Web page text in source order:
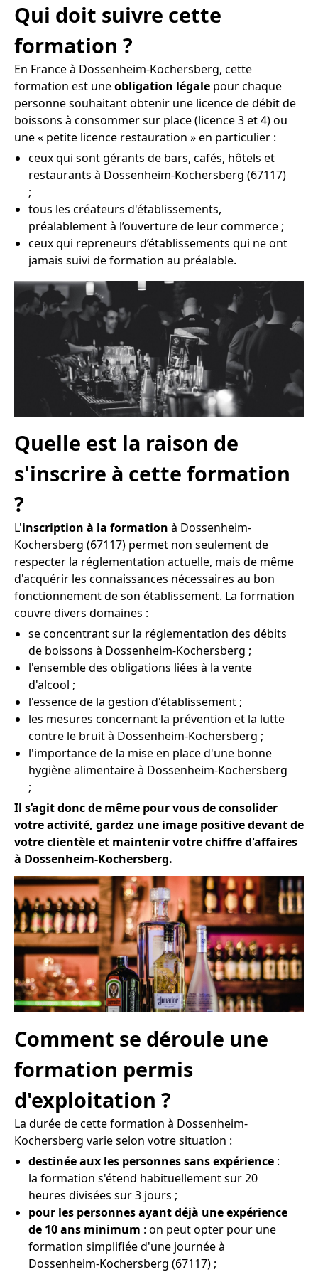
Qui doit suivre cette
formation ?
En France à Dossenheim-Kochersberg, cette
formation est uneobligation légale pour chaque
personne souhaitant obtenir une licence de débit de
boissons à consommer sur place (licence 3 et 4) ou
une « petite licence restauration » en particulier :
ceux qui sont gérants de bars, cafés, hôtels et
restaurants à Dossenheim-Kochersberg (67117)
;
tous les créateurs d'établissements,
préalablement à l’ouverture de leur commerce ;
ceux qui repreneurs d’établissements qui ne ont
jamais suivi de formation au préalable.
Quelle est la raison de
s'inscrire à cette formation
?
L'inscription à la formation à Dossenheim-
Kochersberg (67117) permet non seulement de
respecter la réglementation actuelle, mais de même
d'acquérir les connaissances nécessaires au bon
fonctionnement de son établissement. La formation
couvre divers domaines :
se concentrant sur la réglementation des débits
de boissons à Dossenheim-Kochersberg ;
l'ensemble des obligations liées à la vente
d'alcool ;
l'essence de la gestion d'établissement ;
les mesures concernant la prévention et la lutte
contre le bruit à Dossenheim-Kochersberg ;
l'importance de la mise en place d'une bonne
hygiène alimentaire à Dossenheim-Kochersberg
;
Il s’agit donc de même pour vous de consolider
votre activité, gardez une image positive devant de
votre clientèle et maintenir votre chiffre d'affaires
à Dossenheim-Kochersberg.
Comment se déroule une
formation permis
d'exploitation ?
La durée de cette formation à Dossenheim-
Kochersberg varie selon votre situation :
destinée aux les personnes sans expérience :
la formation s'étend habituellement sur 20
heures divisées sur 3 jours ;
pour les personnes ayant déjà une expérience
de 10 ans minimum : on peut opter pour une
formation simplifiée d'une journée à
Dossenheim-Kochersberg (67117) ;